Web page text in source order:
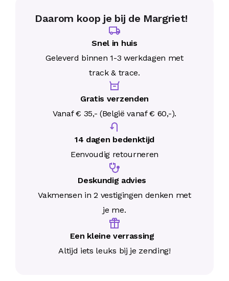
Daarom koop je bij de Margriet!
Snel in huis
Geleverd binnen 1-3 werkdagen met
track & trace.
Gratis verzenden
Vanaf € 35,- (België vanaf € 60,-).
14 dagen bedenktijd
Eenvoudig retourneren
Deskundig advies
Vakmensen in 2 vestigingen denken met
je me.
Een kleine verrassing
Altijd iets leuks bij je zending!